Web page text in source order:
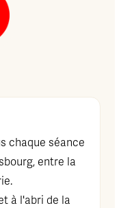
chaque séance
entre la
à l'abri de la